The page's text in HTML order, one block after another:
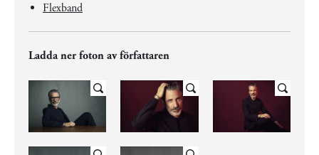
Flexband
Ladda ner foton av författaren